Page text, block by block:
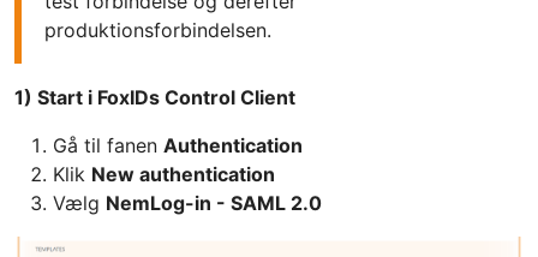
produktionsforbindelsen.
1) Start i FoxIDs Control Client
Gå til fanen Authentication
Klik New authentication
Vælg NemLog-in - SAML 2.0